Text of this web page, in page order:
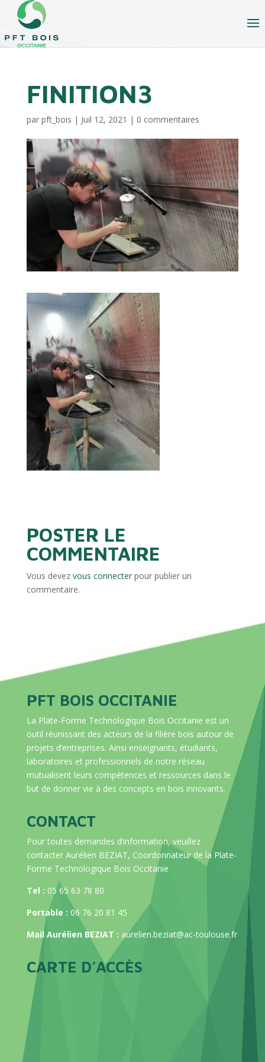
FINITION3
par pft_bois | Juil 12, 2021 | 0 commentaires
POSTER LE
COMMENTAIRE
Vous devez vous connecterpour publier un
commentaire.
PFT BOIS OCCITANIE
La Plate-Forme Technologique Bois Occitanie est un
outil réunissant des acteurs de la filière bois autour de
projets d’entreprises. Ainsi enseignants, étudiants,
laboratoires et professionnels de notre réseau
mutualisent leurs compétences et ressources dans le
but de donner vie à des concepts en bois innovants.
CONTACT
Pour toutes demandes d’information, veuillez
contacter Aurélien BEZIAT, Coordonnateur de la Plate-
Forme Technologique Bois Occitanie
Tel : 05 65 63 78 80
Portable : 06 76 20 81 45
Mail Aurélien BEZIAT : aurelien.beziat@ac-toulouse.fr
CARTE D’ACCÈS